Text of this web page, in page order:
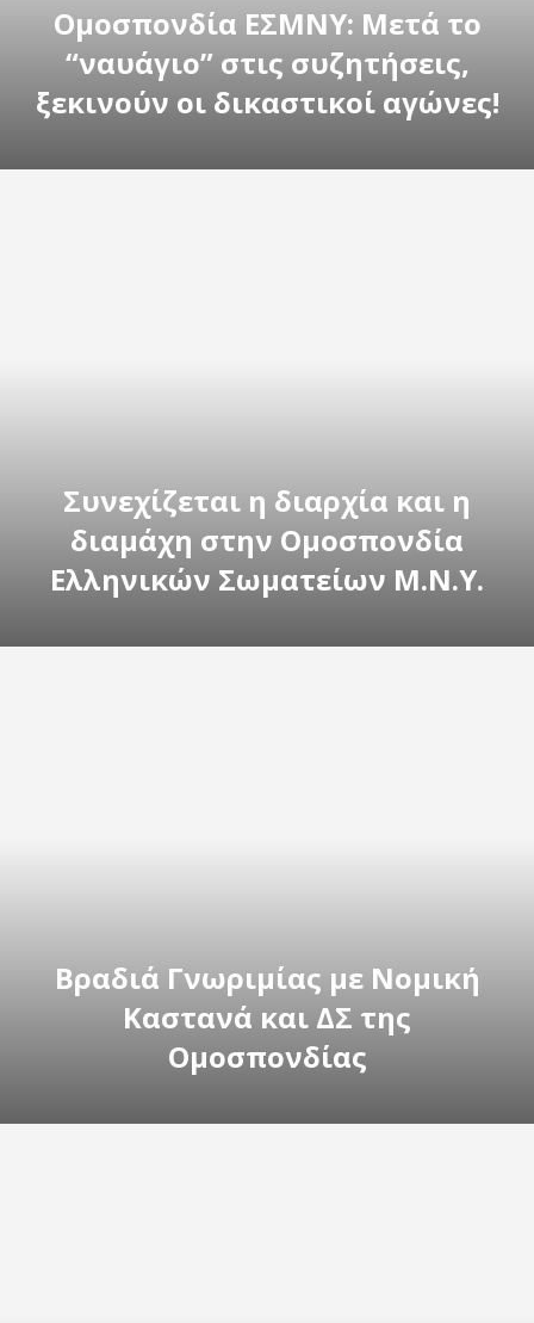
Ομοσπονδία ΕΣΜΝΥ: Μετά το
“ναυάγιο” στις συζητήσεις,
ξεκινούν οι δικαστικοί αγώνες!
Συνεχίζεται η διαρχία και η
διαμάχη στην Ομοσπονδία
Ελληνικών Σωματείων Μ.Ν.Υ.
Βραδιά Γνωριμίας με Νομική
Καστανά και ΔΣ της
Ομοσπονδίας